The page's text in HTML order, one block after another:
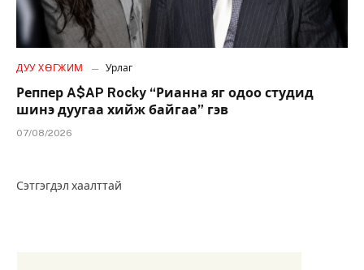
ДУУ ХӨГЖИМ Урлаг
Реппер A$AP Rocky “Рианна яг одоо студид
шинэ дуугаа хийж байгаа” гэв
07/08/2026
Сэтгэгдэл хаалттай